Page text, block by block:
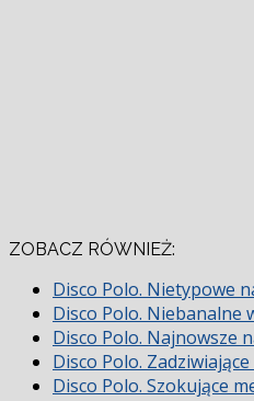
ZOBACZ RÓWNIEŻ:
Disco Polo. Nietypowe
Disco Polo. Niebanalne
Disco Polo. Najnowsze
Disco Polo.
Disco Polo. Szokujące